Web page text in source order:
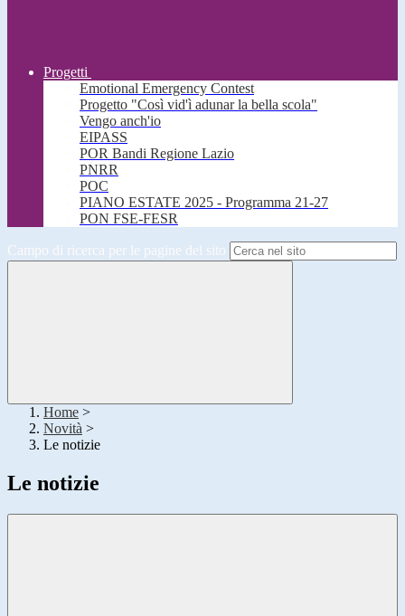
Progetti
Emotional Emergency Contest
Progetto "Così vid'ì adunar la bella scola"
Vengo anch'io
EIPASS
POR Bandi Regione Lazio
PNRR
POC
PIANO ESTATE 2025 - Programma 21-27
PON FSE-FESR
Campo di ricerca per le pagine del sito
Home >
Novità >
Le notizie
Le notizie